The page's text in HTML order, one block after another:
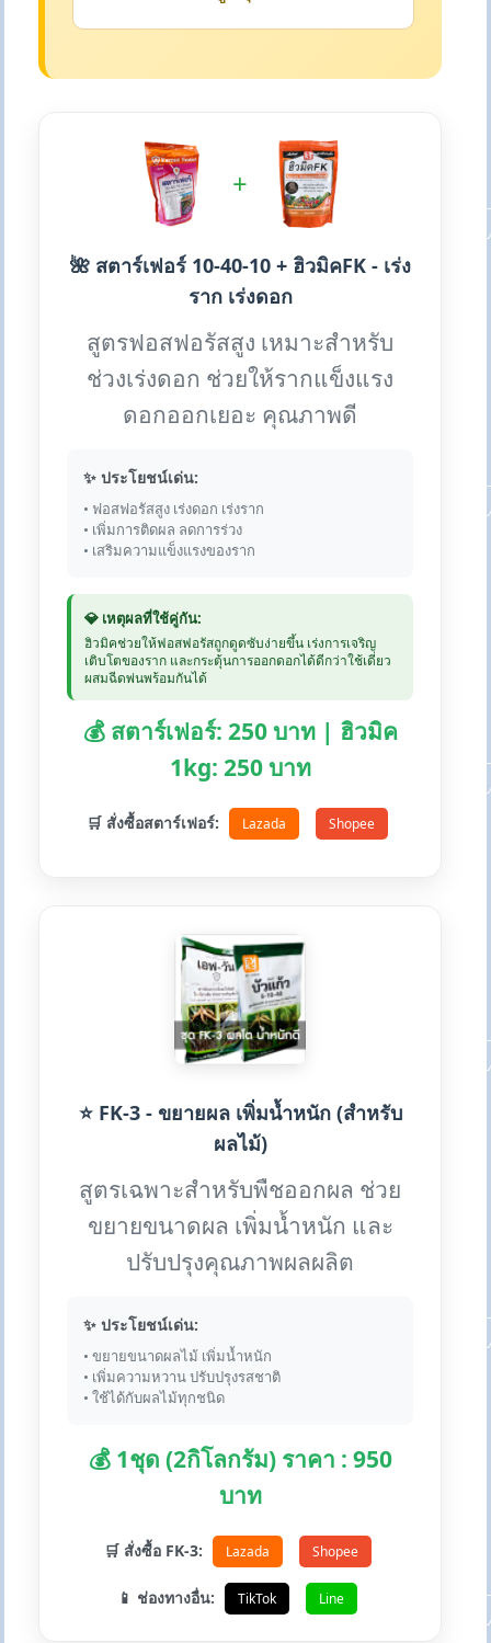
+
🌺 สตาร์เฟอร์ 10-40-10 + ฮิวมิคFK - เร่ง
ราก เร่งดอก
สูตรฟอสฟอรัสสูง เหมาะสำหรับ
ช่วงเร่งดอก ช่วยให้รากแข็งแรง
ดอกออกเยอะ คุณภาพดี
✨ ประโยชน์เด่น:
• ฟอสฟอรัสสูง เร่งดอก เร่งราก
• เพิ่มการติดผล ลดการร่วง
• เสริมความแข็งแรงของราก
💎 เหตุผลที่ใช้คู่กัน:
ฮิวมิคช่วยให้ฟอสฟอรัสถูกดูดซับง่ายขึ้น เร่งการเจริญ
เติบโตของราก และกระตุ้นการออกดอกได้ดีกว่าใช้เดี่ยว
ผสมฉีดพ่นพร้อมกันได้
💰 สตาร์เฟอร์: 250 บาท | ฮิวมิค
1kg: 250 บาท
🛒 สั่งซื้อสตาร์เฟอร์: Lazada Shopee
⭐ FK-3 - ขยายผล เพิ่มน้ำหนัก (สำหรับ
ผลไม้)
สูตรเฉพาะสำหรับพืชออกผล ช่วย
ขยายขนาดผล เพิ่มน้ำหนัก และ
ปรับปรุงคุณภาพผลผลิต
✨ ประโยชน์เด่น:
• ขยายขนาดผลไม้ เพิ่มน้ำหนัก
• เพิ่มความหวาน ปรับปรุงรสชาติ
• ใช้ได้กับผลไม้ทุกชนิด
💰 1ชุด (2กิโลกรัม) ราคา : 950
บาท
🛒 สั่งซื้อ FK-3: Lazada Shopee
📱 ช่องทางอื่น: TikTok Line